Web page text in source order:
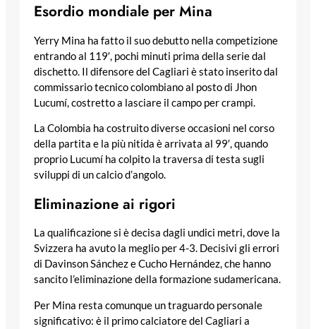
Esordio mondiale per Mina
Yerry Mina ha fatto il suo debutto nella competizione
entrando al 119′, pochi minuti prima della serie dal
dischetto. Il difensore del Cagliari è stato inserito dal
commissario tecnico colombiano al posto di Jhon
Lucumí, costretto a lasciare il campo per crampi.
La Colombia ha costruito diverse occasioni nel corso
della partita e la più nitida è arrivata al 99′, quando
proprio Lucumí ha colpito la traversa di testa sugli
sviluppi di un calcio d’angolo.
Eliminazione ai rigori
La qualificazione si è decisa dagli undici metri, dove la
Svizzera ha avuto la meglio per 4-3. Decisivi gli errori
di Davinson Sánchez e Cucho Hernández, che hanno
sancito l’eliminazione della formazione sudamericana.
Per Mina resta comunque un traguardo personale
significativo: è il primo calciatore del Cagliari a